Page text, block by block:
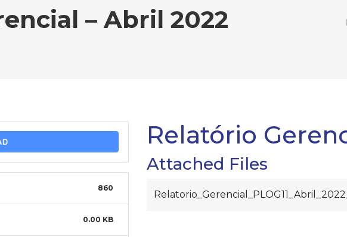
– Abril 2022
860
0.00 KB
Relatório
Attached Files